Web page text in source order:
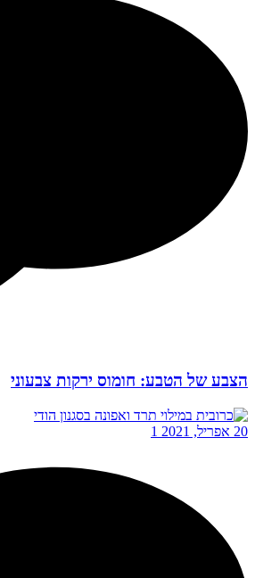
הצבע של הטבע: חומוס ירקות צבעוני
20 אפריל, 2021 1